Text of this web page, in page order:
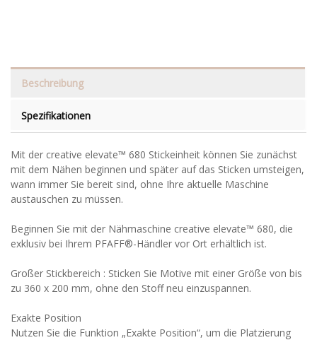
Beschreibung
Spezifikationen
Mit der creative elevate™ 680 Stickeinheit können Sie zunächst
mit dem Nähen beginnen und später auf das Sticken umsteigen,
wann immer Sie bereit sind, ohne Ihre aktuelle Maschine
austauschen zu müssen.
Beginnen Sie mit der Nähmaschine creative elevate™ 680, die
exklusiv bei Ihrem PFAFF®-Händler vor Ort erhältlich ist.
Großer Stickbereich : Sticken Sie Motive mit einer Größe von bis
zu 360 x 200 mm, ohne den Stoff neu einzuspannen.
Exakte Position
Nutzen Sie die Funktion „Exakte Position“, um die Platzierung